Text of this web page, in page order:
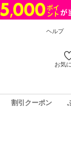
ヘルプ
お気
割引クーポン